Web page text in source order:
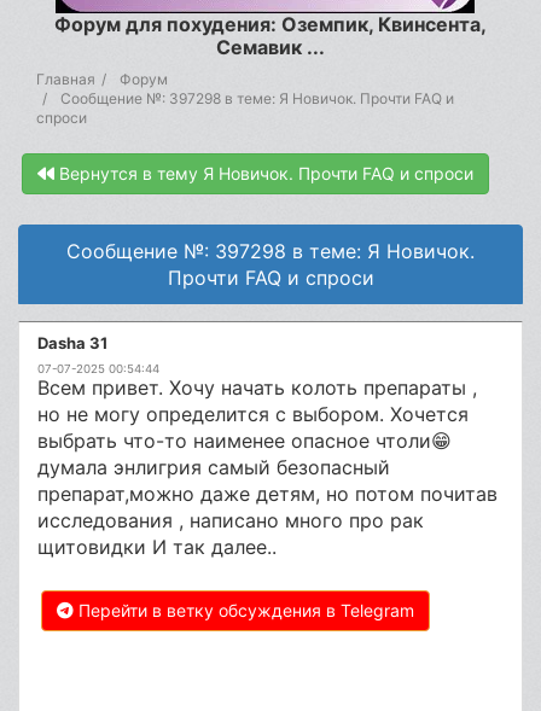
Форум для похудения: Оземпик, Квинсента,
Семавик ...
Главная
Форум
Сообщение №: 397298 в теме: Я Новичок. Прочти FAQ и
спроси
Вернутся в тему Я Новичок. Прочти FAQ и спроси
Сообщение №: 397298 в теме: Я Новичок.
Прочти FAQ и спроси
Dasha 31
07-07-2025 00:54:44
Всем привет. Хочу начать колоть препараты ,
но не могу определится с выбором. Хочется
выбрать что-то наименее опасное чтоли😁
думала энлигрия самый безопасный
препарат,можно даже детям, но потом почитав
исследования , написано много про рак
щитовидки И так далее..
Перейти в ветку обсуждения в Telegram